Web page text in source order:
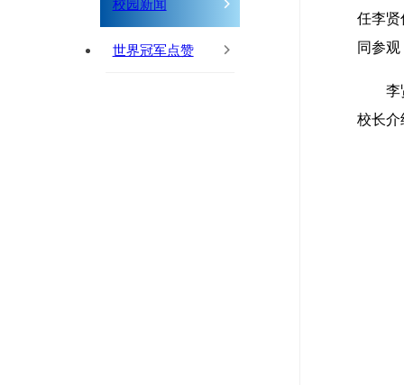
校园新闻
世界冠军点赞
任李贤
同参观
李
校长介